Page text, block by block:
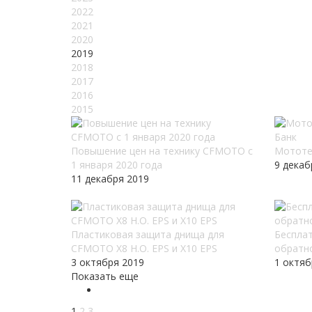
2022
2021
2020
2019
2018
2017
2016
2015
Повышение цен на технику CFMOTO c
1 января 2020 года
11 декабря 2019
9
Пластиковая защита днища для
CFMOTO X8 H.O. EPS и X10 EPS
3 октября 2019
1
Показать еще